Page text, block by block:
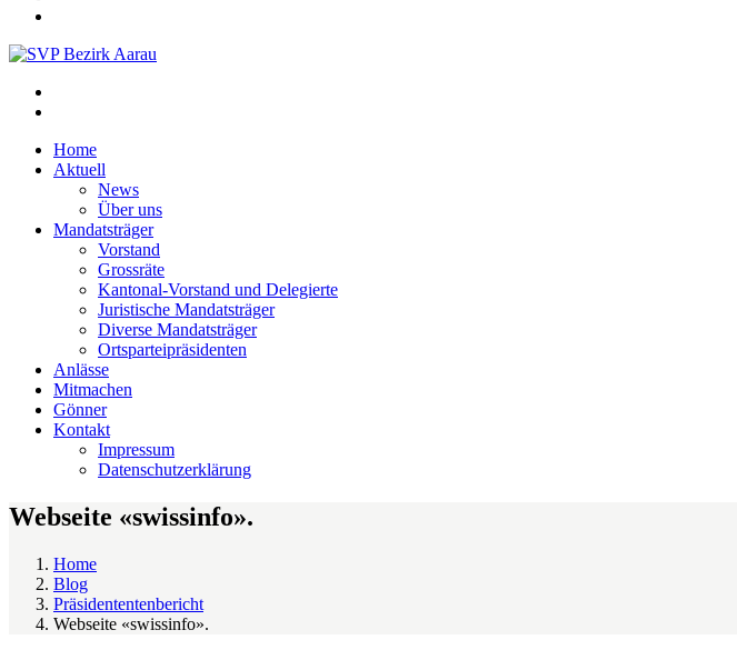
Home
Aktuell
News
Über uns
Mandatsträger
Vorstand
Grossräte
Kantonal-Vorstand und Delegierte
Juristische Mandatsträger
Diverse Mandatsträger
Ortsparteipräsidenten
Anlässe
Mitmachen
Gönner
Kontakt
Impressum
Datenschutzerklärung
Webseite «swissinfo».
Home
Blog
Präsidententenbericht
Webseite «swissinfo».